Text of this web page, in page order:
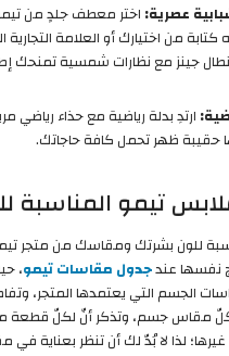
عصرية: اختر معطف جلدٍ من
من اختيارك أو العلامة التجارية
جينز مع نظارات شمسية تمنحك
ارتدِ بدلة رياضية مع حذاء رياضي
حقيبة ظهر تحمل كافة حاجاتك.
تيمو المناسبة
للون بشرتك ومقاسك من متجر
نفسها عندجدول مقاسات تيمو،
الجسم التي يعتمدها المتجر،
لكلّ مقاس جسم، وتذكر أنّ لكلّ قطعة
لذا لا بُدّ لك أن تنظر بعناية